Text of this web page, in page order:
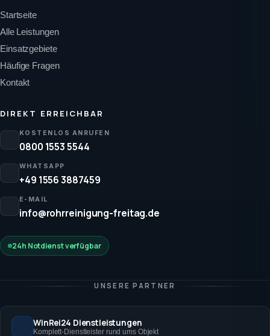
Startseite
Alle Leistungen
Einsatzgebiete
Häufige Fragen
Kontakt
DIREKT ERREICHBAR
KOSTENLOS ANRUFEN
0800 1553 5544
WHATSAPP
+49 1556 3887459
E-MAIL
info@rohrreinigung-freitag.de
24h Notdienst verfügbar
UNSERE PARTNER
WinRei24 Dienstleistungen
Komplett-Dienstleister rund ums Objekt